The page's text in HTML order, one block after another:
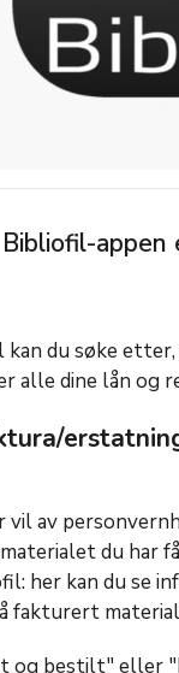
kan du søke
alle dine lån og
av
du har
her kan du se
fakturert
og bestilt" eller